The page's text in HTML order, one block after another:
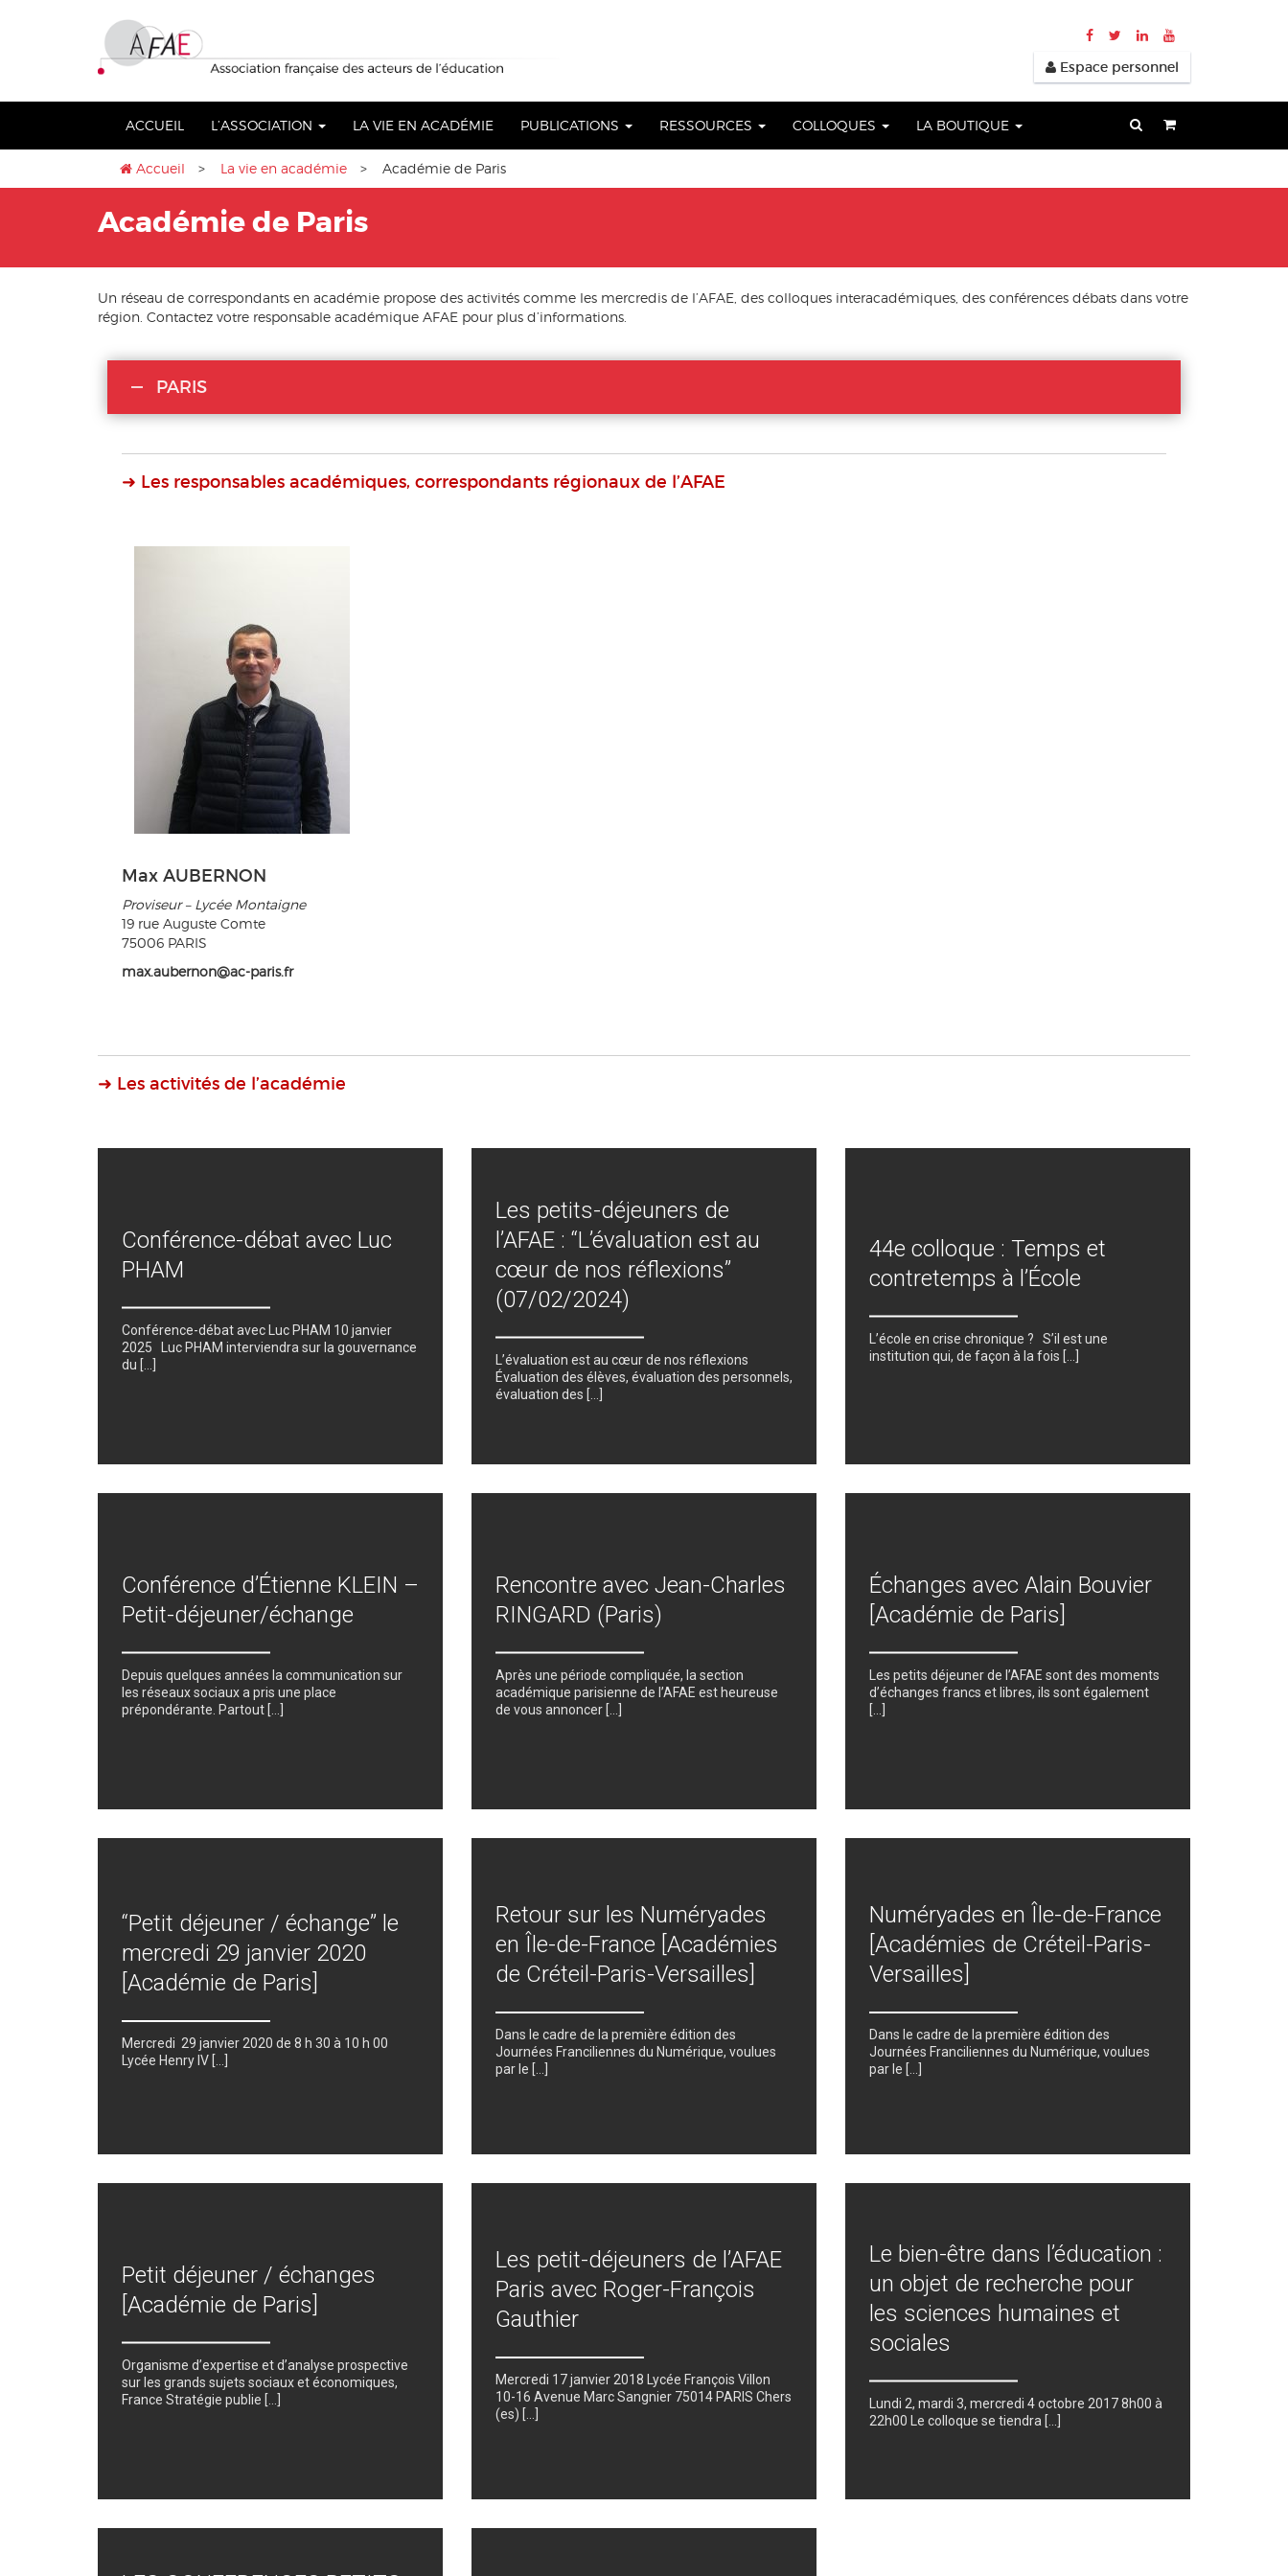
Espace personnel
ACCUEIL L’ASSOCIATION LA VIE EN ACADÉMIE PUBLICATIONS RESSOURCES COLLOQUES LA BOUTIQUE
Accueil > La vie en académie > Académie de Paris
Académie de Paris
Un réseau de correspondants en académie propose des activités comme les mercredis de l’AFAE, des colloques interacadémiques, des conférences débats dans votre
région. Contactez votre responsable académique AFAE pour plus d’informations.
PARIS
➜ Les responsables académiques, correspondants régionaux de l’AFAE
Max AUBERNON
Proviseur – Lycée Montaigne
19 rue Auguste Comte
75006 PARIS
max.aubernon@ac-paris.fr
➜ Les activités de l’académie
Conférence-débat avec Luc
PHAM
Conférence-débat avec Luc PHAM 10 janvier
2025 Luc PHAM interviendra sur la gouvernance
du […]
Les petits-déjeuners de
l’AFAE : “L’évaluation est au
cœur de nos réflexions”
(07/02/2024)
L’évaluation est au cœur de nos réflexions
Évaluation des élèves, évaluation des personnels,
évaluation des […]
44e colloque : Temps et
contretemps à l’École
L’école en crise chronique ? S’il est une
institution qui, de façon à la fois [...]
Conférence d’Étienne KLEIN –
Petit-déjeuner/échange
Depuis quelques années la communication sur
les réseaux sociaux a pris une place
prépondérante. Partout […]
Rencontre avec Jean-Charles
RINGARD (Paris)
Après une période compliquée, la section
académique parisienne de l’AFAE est heureuse
de vous annoncer […]
Échanges avec Alain Bouvier
[Académie de Paris]
Les petits déjeuner de l’AFAE sont des moments
d’échanges francs et libres, ils sont également
[…]
“Petit déjeuner / échange” le
mercredi 29 janvier 2020
[Académie de Paris]
Mercredi 29 janvier 2020 de 8 h 30 à 10 h 00
Lycée Henry IV […]
Retour sur les Numéryades
en Île-de-France [Académies
de Créteil-Paris-Versailles]
Dans le cadre de la première édition des
Journées Franciliennes du Numérique, voulues
par le […]
Numéryades en Île-de-France
[Académies de Créteil-Paris-
Versailles]
Dans le cadre de la première édition des
Journées Franciliennes du Numérique, voulues
par le […]
Petit déjeuner / échanges
[Académie de Paris]
Organisme d’expertise et d’analyse prospective
sur les grands sujets sociaux et économiques,
France Stratégie publie […]
Les petit-déjeuners de l’AFAE
Paris avec Roger-François
Gauthier
Mercredi 17 janvier 2018 Lycée François Villon
10-16 Avenue Marc Sangnier 75014 PARIS Chers
(es) [...]
Le bien-être dans l’éducation :
un objet de recherche pour
les sciences humaines et
sociales
Lundi 2, mardi 3, mercredi 4 octobre 2017 8h00 à
22h00 Le colloque se tiendra [...]